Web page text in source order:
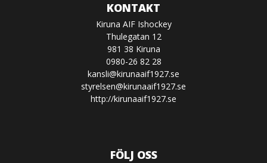
KONTAKT
Kiruna AIF Ishockey
Thulegatan 12
981 38 Kiruna
0980-26 82 28
kansli@kirunaaif1927.se
styrelsen@kirunaaif1927.se
http://kirunaaif1927.se
FÖLJ OSS